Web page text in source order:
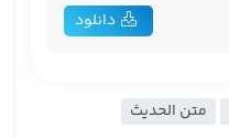
دانلود
متن الحدیث